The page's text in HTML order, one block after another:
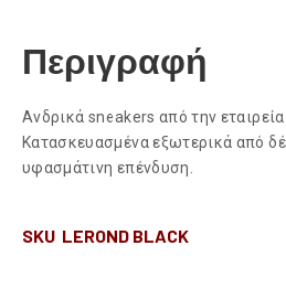
Περιγραφή
Ανδρικά sneakers από την εταιρεία
Κατασκευασμένα εξωτερικά από
υφασμάτινη επένδυση.
SKU LEROND BLACK